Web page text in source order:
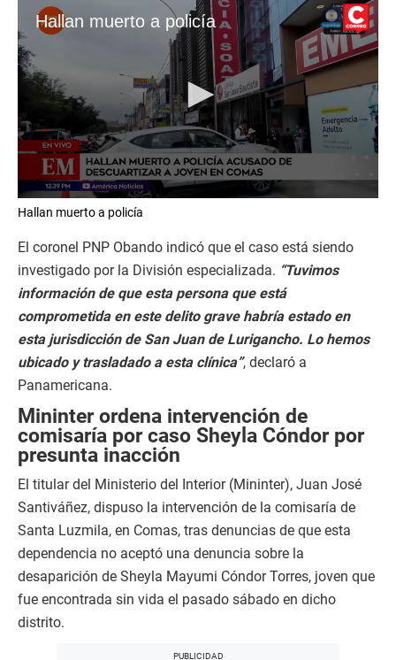
Hallan muerto a policía
s
c
n
d
s
o
0
s
c
n
d
s
Hallan muerto a policía
El coronel PNP Obando indicó que el caso está siendo
investigado por la División especializada. “Tuvimos
información de que esta persona que está
comprometida en este delito grave habría estado en
esta jurisdicción de San Juan de Lurigancho. Lo hemos
ubicado y trasladado a esta clínica”, declaró a
Panamericana.
Mininter ordena intervención de
comisaría por caso Sheyla Cóndor por
presunta inacción
El titular del Ministerio del Interior (Mininter), Juan José
Santiváñez, dispuso la intervención de la comisaría de
Santa Luzmila, en Comas, tras denuncias de que esta
dependencia no aceptó una denuncia sobre la
desaparición de Sheyla Mayumi Cóndor Torres, joven que
fue encontrada sin vida el pasado sábado en dicho
distrito.